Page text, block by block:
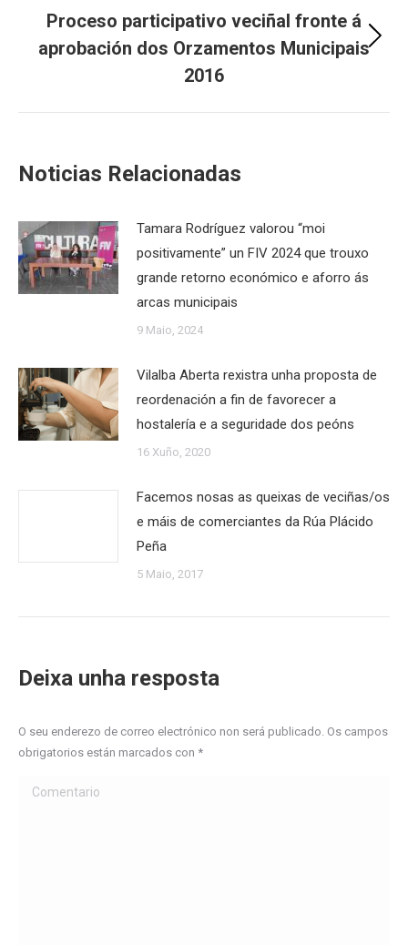
Next
post:
Proceso participativo veciñal fronte á
aprobación dos Orzamentos Municipais
2016
Noticias Relacionadas
Tamara Rodríguez valorou “moi
positivamente” un FIV 2024 que trouxo
grande retorno económico e aforro ás
arcas municipais
9 Maio, 2024
Vilalba Aberta rexistra unha proposta de
reordenación a fin de favorecer a
hostalería e a seguridade dos peóns
16 Xuño, 2020
Facemos nosas as queixas de veciñas/os
e máis de comerciantes da Rúa Plácido
Peña
5 Maio, 2017
Deixa unha resposta
O seu enderezo de correo electrónico non será publicado. Os campos
obrigatorios están marcados con *
Comentario